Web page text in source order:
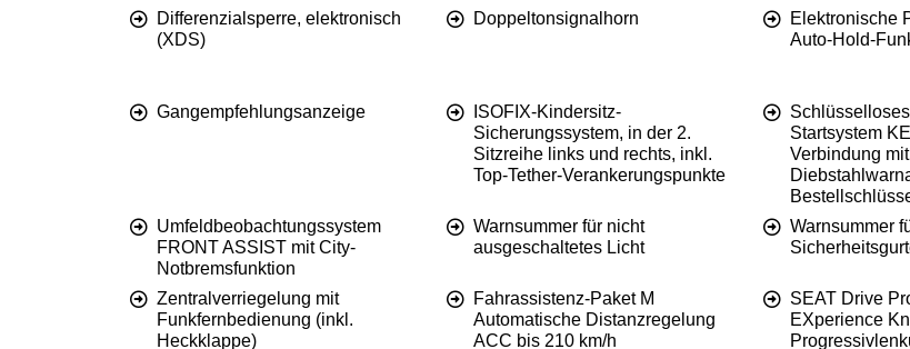
Differenzialsperre, elektronisch
(XDS)
Doppeltonsignalhorn
Elektronische
Auto-Hold-
Gangempfehlungsanzeige
ISOFIX-Kindersitz-
Sicherungssystem, in der 2.
Sitzreihe links und rechts, inkl.
Top-Tether-Verankerungspunkte
Startsystem
Verbindung mit
Umfeldbeobachtungssystem
FRONT ASSIST mit City-
Notbremsfunktion
Warnsummer für nicht
ausgeschaltetes Licht
Warnsummer
Zentralverriegelung mit
Funkfernbedienung (inkl.
Heckklappe)
Fahrassistenz-Paket M
Automatische Distanzregelung
ACC bis 210 km/h
SEAT Drive
EXperience